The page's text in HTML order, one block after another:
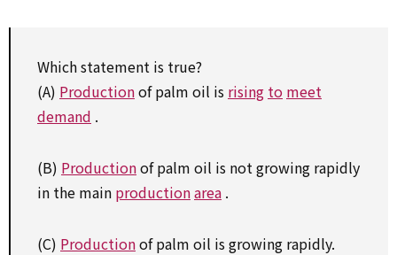
Whichstatement is true?
(A) Productionof palm oil is rising to meet
demand .
(B) Productionof palm oil is not growing rapidly
in the main productionarea .
(C) Productionof palm oil is growing rapidly.